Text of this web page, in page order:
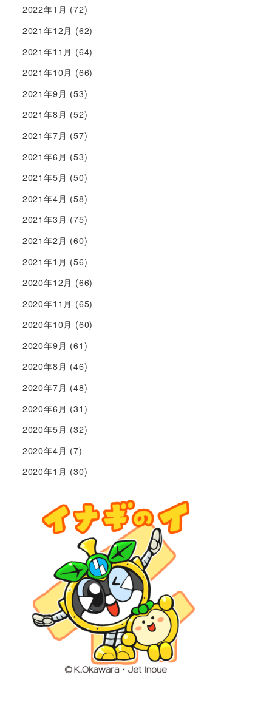
2022年1月 (72)
2021年12月 (62)
2021年11月 (64)
2021年10月 (66)
2021年9月 (53)
2021年8月 (52)
2021年7月 (57)
2021年6月 (53)
2021年5月 (50)
2021年4月 (58)
2021年3月 (75)
2021年2月 (60)
2021年1月 (56)
2020年12月 (66)
2020年11月 (65)
2020年10月 (60)
2020年9月 (61)
2020年8月 (46)
2020年7月 (48)
2020年6月 (31)
2020年5月 (32)
2020年4月 (7)
2020年1月 (30)